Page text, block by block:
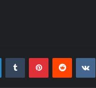
LinkedInTumblr PinterestReddit